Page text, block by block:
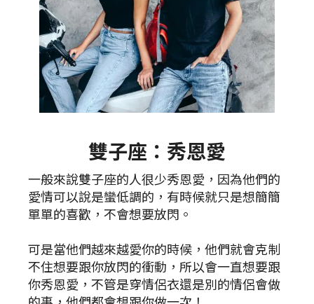
雙子座：秀恩愛
一般來說雙子座的人很少秀恩愛，因為他們的
愛情可以說是蠻低調的，有時候就只是想簡簡
單單的喜歡，不會想要放閃。
可是當他們越來越愛你的時候，他們就會克制
不住想要跟你放閃的衝動，所以會一直想要跟
你秀恩愛，不管是穿情侶衣還是別的情侶會做